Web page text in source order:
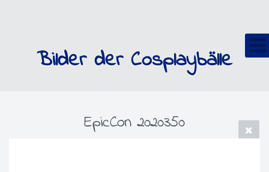
Bilder der Cosplaybälle
EpicCon 2020350